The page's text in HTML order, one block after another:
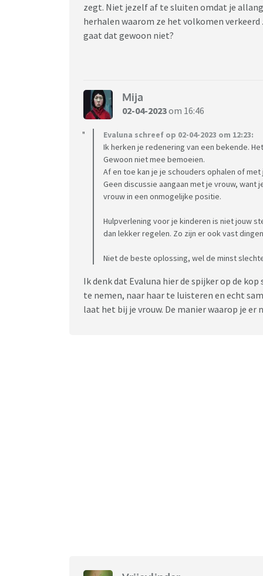
zegt. Niet jezelf af te sluiten omdat je
herhalen waarom ze het volkomen
gaat dat gewoon niet?
Mija
02-04-2023om 16:46
Evaluna schreef op 02-04-2023 om 12:23:
Ik herken je redenering van een bekende.
Gewoon niet mee bemoeien.
Af en toe kan je je schouders ophalen of
Geen discussie aangaan met je vrouw,
vrouw in een onmogelijke positie.
Hulpverlening voor je kinderen is niet jouw
dan lekker regelen. Zo zijn er ook vast
Niet de beste oplossing, wel de minst
Ik denk dat Evaluna hier de spijker op de
te nemen, naar haar te luisteren en echt
laat het bij je vrouw. De manier waarop je er